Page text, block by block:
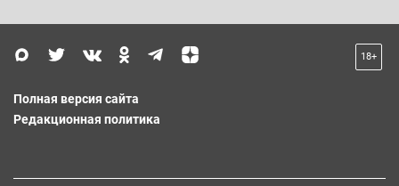
18+
Полная версия сайта
Редакционная политика